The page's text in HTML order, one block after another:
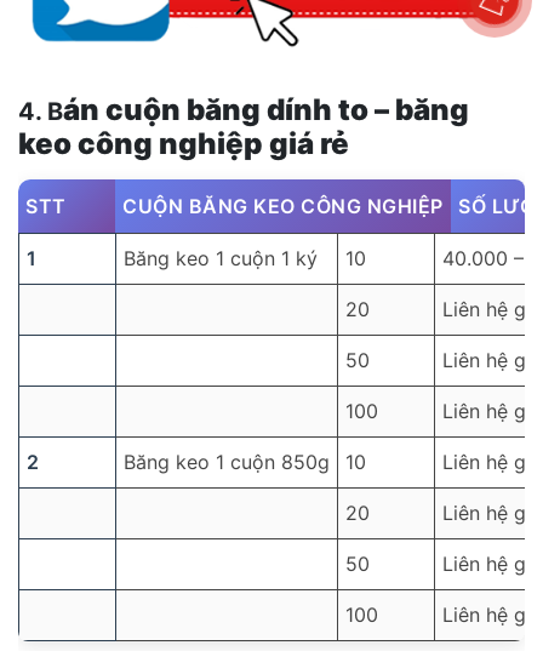
4. Bán cuộn băng dính to – băng
keo công nghiệp giá rẻ
STT CUỘN BĂNG KEO CÔNG NGHIỆP SỐ
1 Băng keo 1 cuộn 1 ký 10 40.000 –
20 Liên hệ
50 Liên hệ
100 Liên hệ
2 Băng keo 1 cuộn 850g 10 Liên hệ
20 Liên hệ
50 Liên hệ
100 Liên hệ